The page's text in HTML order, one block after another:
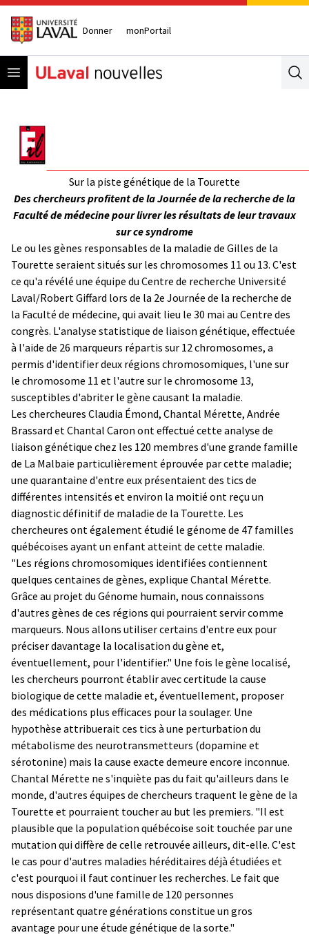
Donner monPortail
Open menu
Sur la piste génétique de la Tourette
Des chercheurs profitent de la Journée de la recherche de la
Faculté de médecine pour livrer les résultats de leur travaux
sur ce syndrome
Le ou les gènes responsables de la maladie de Gilles de la
Tourette seraient situés sur les chromosomes 11 ou 13. C'est
ce qu'a révélé une équipe du Centre de recherche Université
Laval/Robert Giffard lors de la 2e Journée de la recherche de
la Faculté de médecine, qui avait lieu le 30 mai au Centre des
congrès. L'analyse statistique de liaison génétique, effectuée
à l'aide de 26 marqueurs répartis sur 12 chromosomes, a
permis d'identifier deux régions chromosomiques, l'une sur
le chromosome 11 et l'autre sur le chromosome 13,
susceptibles d'abriter le gène causant la maladie.
Les chercheures Claudia Émond, Chantal Mérette, Andrée
Brassard et Chantal Caron ont effectué cette analyse de
liaison génétique chez les 120 membres d'une grande famille
de La Malbaie particulièrement éprouvée par cette maladie;
une quarantaine d'entre eux présentaient des tics de
différentes intensités et environ la moitié ont reçu un
diagnostic définitif de maladie de la Tourette. Les
chercheures ont également étudié le génome de 47 familles
québécoises ayant un enfant atteint de cette maladie.
"Les régions chromosomiques identifiées contiennent
quelques centaines de gènes, explique Chantal Mérette.
Grâce au projet du Génome humain, nous connaissons
d'autres gènes de ces régions qui pourraient servir comme
marqueurs. Nous allons utiliser certains d'entre eux pour
préciser davantage la localisation du gène et,
éventuellement, pour l'identifier." Une fois le gène localisé,
les chercheurs pourront établir avec certitude la cause
biologique de cette maladie et, éventuellement, proposer
des médications plus efficaces pour la soulager. Une
hypothèse attribuerait ces tics à une perturbation du
métabolisme des neurotransmetteurs (dopamine et
sérotonine) mais la cause exacte demeure encore inconnue.
Chantal Mérette ne s'inquiète pas du fait qu'ailleurs dans le
monde, d'autres équipes de chercheurs traquent le gène de la
Tourette et pourraient toucher au but les premiers. "Il est
plausible que la population québécoise soit touchée par une
mutation qui diffère de celle retrouvée ailleurs, dit-elle. C'est
le cas pour d'autres maladies héréditaires déjà étudiées et
c'est pourquoi il faut continuer les recherches. Le fait que
nous disposions d'une famille de 120 personnes
représentant quatre générations constitue un gros
avantage pour une étude génétique de la sorte."